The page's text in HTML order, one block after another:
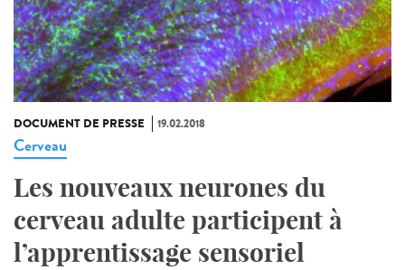
DOCUMENT DE PRESSE 19.02.2018
Cerveau
Les nouveaux neurones du
cerveau adulte participent à
l’apprentissage sensoriel